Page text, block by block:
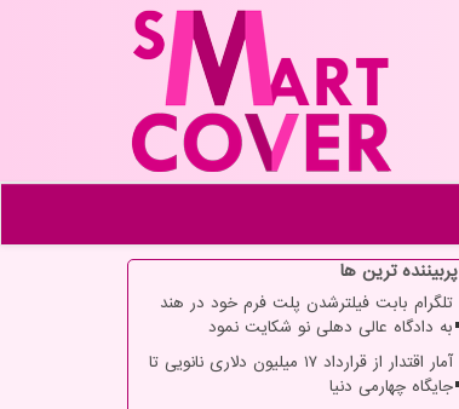
پربیننده ترین ها
تلگرام بابت فیلترشدن پلت فرم خود در هند
به دادگاه عالی دهلی نو شکایت نمود
آمار اقتدار از قرارداد ۱۷ میلیون دلاری نانویی تا
جایگاه چهارمی دنیا